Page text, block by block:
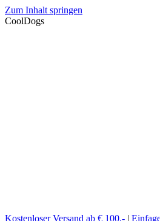
Zum Inhalt springen
CoolDogs
Kostenloser Versand ab € 100,- |